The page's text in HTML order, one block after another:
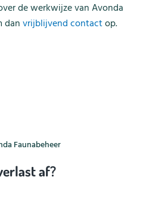
Faunabeheer
af?
de werkwijze van Avonda
danvrijblijvend contactop.